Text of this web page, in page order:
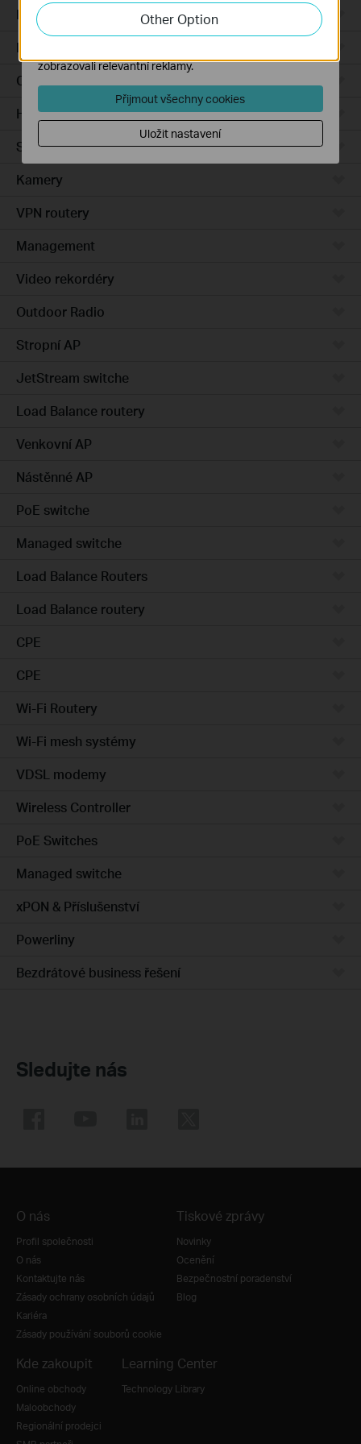
Integrated Gateways
DSL Gateways
Cloud-Based
Hardware
Software
Kamery
VPN routery
Management
Video rekordéry
Outdoor Radio
Stropní AP
JetStream switche
Load Balance routery
Venkovní AP
Nástěnné AP
PoE switche
Managed switche
Load Balance Routers
Load Balance routery
CPE
CPE
Wi-Fi Routery
Wi-Fi mesh systémy
VDSL modemy
Wireless Controller
PoE Switches
Managed switche
xPON & Příslušenství
Powerliny
Bezdrátové business řešení
Sledujte nás
O nás
Profil společnosti
O nás
Kontaktujte nás
Zásady ochrany osobních údajů
Kariéra
Zásady používání souborů cookie
Tiskové zprávy
Novinky
Ocenění
Bezpečnostní poradenství
Blog
Kde zakoupit
Online obchody
Maloobchody
Regionální prodejci
Learning Center
Technology Library
Other Option
zlepšení a přizpůsobení jejich funkčnosti.
Marketingové soubory cookie mohou prostřednictvím
zobrazovali relevantní reklamy.
Přijmout všechny cookies
Uložit nastavení